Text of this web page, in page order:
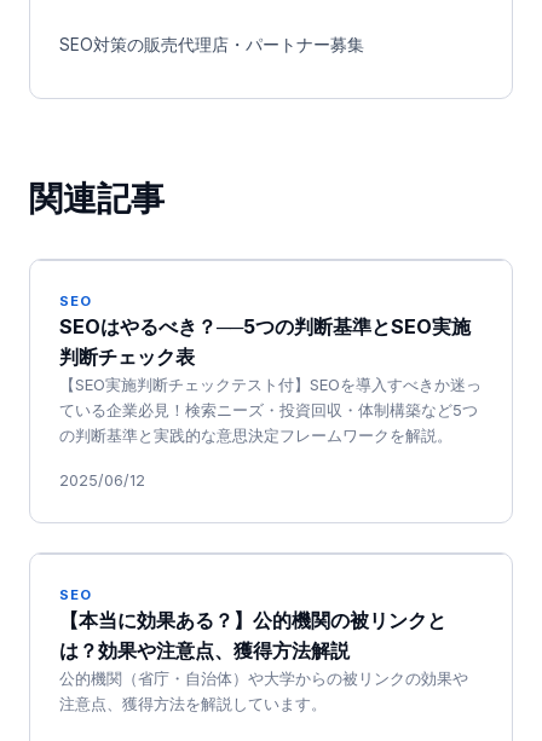
SEO対策の販売代理店・パートナー募集
関連記事
SEO
SEOはやるべき？──5つの判断基準とSEO実施
判断チェック表
【SEO実施判断チェックテスト付】SEOを導入すべきか迷っ
ている企業必見！検索ニーズ・投資回収・体制構築など5つ
の判断基準と実践的な意思決定フレームワークを解説。
2025/06/12
SEO
【本当に効果ある？】公的機関の被リンクと
は？効果や注意点、獲得方法解説
公的機関（省庁・自治体）や大学からの被リンクの効果や
注意点、獲得方法を解説しています。